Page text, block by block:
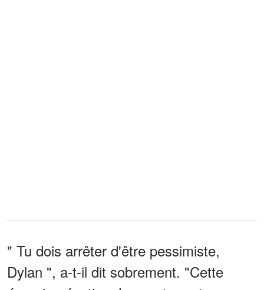
" Tu dois arrêter d'être pessimiste,
Dylan ", a-t-il dit sobrement. "Cette